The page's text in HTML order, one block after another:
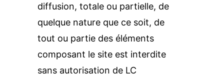
diffusion, totale ou partielle, de
quelque nature que ce soit, de
tout ou partie des éléments
composant le site est interdite
sans autorisation de LC